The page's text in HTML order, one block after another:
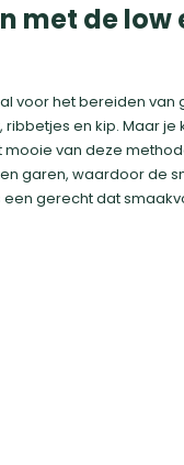
met de low
voor het bereiden van
en kip. Maar je
van deze
garen, waardoor de
gerecht dat